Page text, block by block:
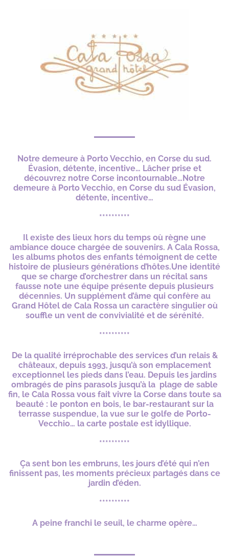
Notre demeure à Porto Vecchio, en Corse du sud.
Évasion, détente, incentive… Lâcher prise et
découvrez notre Corse incontournable…Notre
demeure à Porto Vecchio, en Corse du sud Évasion,
détente, incentive…
**********
Il existe des lieux hors du temps où règne une
ambiance douce chargée de souvenirs. A Cala Rossa,
les albums photos des enfants témoignent de cette
histoire de plusieurs générations d’hôtes.Une identité
que se charge d’orchestrer dans un récital sans
fausse note une équipe présente depuis plusieurs
décennies. Un supplément d’âme qui confère au
Grand Hôtel de Cala Rossa un caractère singulier où
souffle un vent de convivialité et de sérénité.
**********
De la qualité irréprochable des services d’un relais &
châteaux, depuis 1993, jusqu’à son emplacement
exceptionnel les pieds dans l’eau. Depuis les jardins
ombragés de pins parasols jusqu’à la plage de sable
fin, le Cala Rossa vous fait vivre la Corse dans toute sa
beauté : le ponton en bois, le bar-restaurant sur la
terrasse suspendue, la vue sur le golfe de Porto-
Vecchio… la carte postale est idyllique.
**********
Ça sent bon les embruns, les jours d’été qui n’en
finissent pas, les moments précieux partagés dans ce
jardin d’éden.
**********
A peine franchi le seuil, le charme opère…